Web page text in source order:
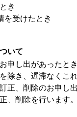
き
を受けたとき
いて
申し出があったと
除き、遅滞なくこ
正、削除のお申し
、削除を行います。